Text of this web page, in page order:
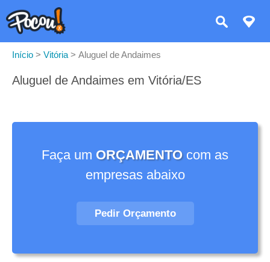
Início > Vitória > Aluguel de Andaimes
Aluguel de Andaimes em Vitória/ES
Faça um ORÇAMENTOcom as
empresas abaixo
Pedir Orçamento